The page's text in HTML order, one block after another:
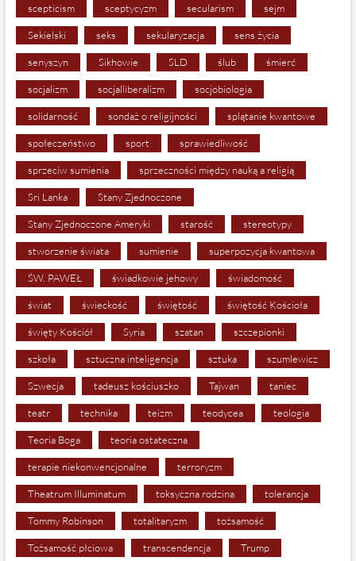
scepticism sceptycyzm secularism sejm
Sekielski seks sekularyzacja sens życia
senyszyn Sikhowie SLD ślub śmierć
socjalizm socjalliberalizm socjobiologia
solidarność sondaż o religijności splątanie kwantowe
społeczeństwo sport sprawiedliwość
sprzeciw sumienia sprzeczności między nauką a religią
Sri Lanka Stany Zjednoczone
Stany Zjednoczone Ameryki starość stereotypy
stworzenie świata sumienie superpozycja kwantowa
ŚW. PAWEŁ świadkowie jehowy świadomość
świat świeckość świętość świętość Kościoła
święty Kościół Syria szatan szczepionki
szkoła sztuczna inteligencja sztuka szumlewicz
Szwecja tadeusz kościuszko Tajwan taniec
teatr technika teizm teodycea teologia
Teoria Boga teoria ostateczna
terapie niekonwencjonalne terroryzm
Theatrum Illuminatum toksyczna rodzina tolerancja
Tommy Robinson totalitaryzm tożsamość
Tożsamość płciowa transcendencja Trump